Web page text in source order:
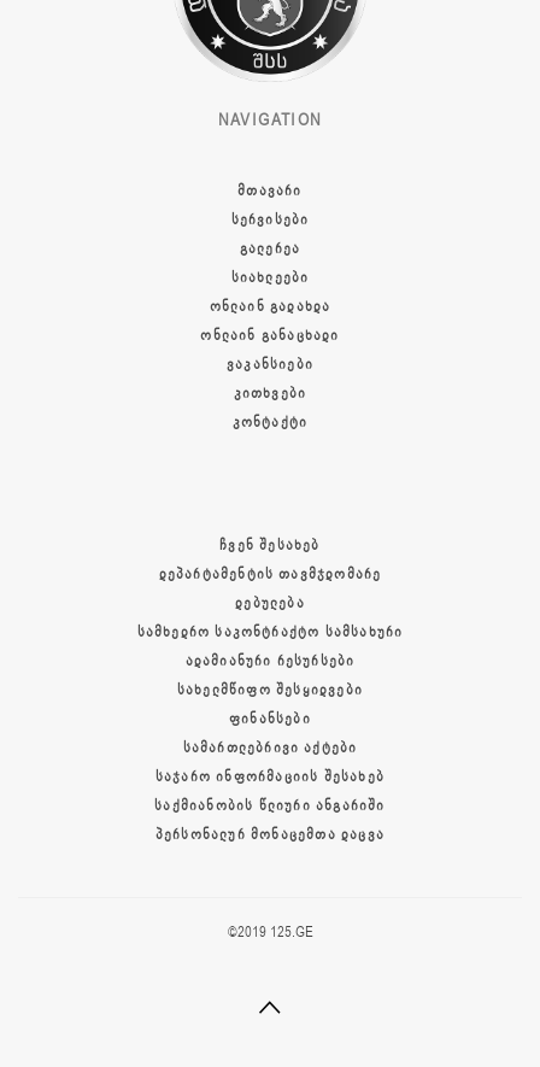
NAVIGATION
ᲛᲗᲐᲕᲐᲠᲘ
ᲡᲔᲠᲕᲘᲡᲔᲑᲘ
ᲒᲐᲚᲔᲠᲔᲐ
ᲡᲘᲐᲮᲚᲔᲔᲑᲘ
ᲝᲜᲚᲐᲘᲜ ᲒᲐᲓᲐᲮᲓᲐ
ᲝᲜᲚᲐᲘᲜ ᲒᲐᲜᲐᲪᲮᲐᲓᲘ
ᲕᲐᲙᲐᲜᲡᲘᲔᲑᲘ
ᲙᲘᲗᲮᲕᲔᲑᲘ
ᲙᲝᲜᲢᲐᲥᲢᲘ
ᲩᲕᲔᲜ ᲨᲔᲡᲐᲮᲔᲑ
ᲓᲔᲞᲐᲠᲢᲐᲛᲔᲜᲢᲘᲡ ᲗᲐᲕᲛᲯᲓᲝᲛᲐᲠᲔ
ᲓᲔᲑᲣᲚᲔᲑᲐ
ᲡᲐᲛᲮᲔᲓᲠᲝ ᲡᲐᲙᲝᲜᲢᲠᲐᲥᲢᲝ ᲡᲐᲛᲡᲐᲮᲣᲠᲘ
ᲐᲓᲐᲛᲘᲐᲜᲣᲠᲘ ᲠᲔᲡᲣᲠᲡᲔᲑᲘ
ᲡᲐᲮᲔᲚᲛᲬᲘᲤᲝ ᲨᲔᲡᲧᲘᲓᲕᲔᲑᲘ
ᲤᲘᲜᲐᲜᲡᲔᲑᲘ
ᲡᲐᲛᲐᲠᲗᲚᲔᲑᲠᲘᲕᲘ ᲐᲥᲢᲔᲑᲘ
ᲡᲐᲯᲐᲠᲝ ᲘᲜᲤᲝᲠᲛᲐᲪᲘᲘᲡ ᲨᲔᲡᲐᲮᲔᲑ
ᲡᲐᲥᲛᲘᲐᲜᲝᲑᲘᲡ ᲬᲚᲘᲣᲠᲘ ᲐᲜᲒᲐᲠᲘᲨᲘ
ᲞᲔᲠᲡᲝᲜᲐᲚᲣᲠ ᲛᲝᲜᲐᲪᲔᲛᲗᲐ ᲓᲐᲪᲕᲐ
©2019 125.GE